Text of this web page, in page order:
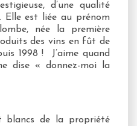
d’une qualité
Elle est liée au prénom
née la première
des vins en fût de
1998 ! J’aime quand
dise « donnez-moi la
blancs de la propriété